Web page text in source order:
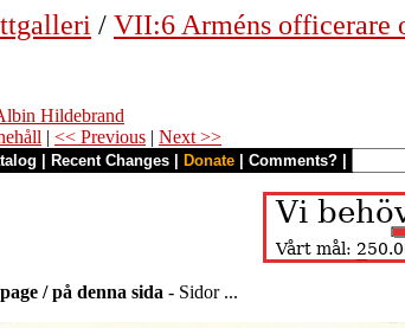
/ VII:6 Arméns officerare
Hildebrand
| << Previous | Next >>
Recent Changes Donate Comments?
/ på denna sida - Sidor ...